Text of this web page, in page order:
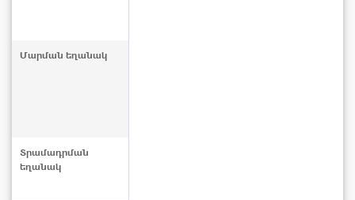
Մարման եղանակ
Տրամադրման
եղանակ